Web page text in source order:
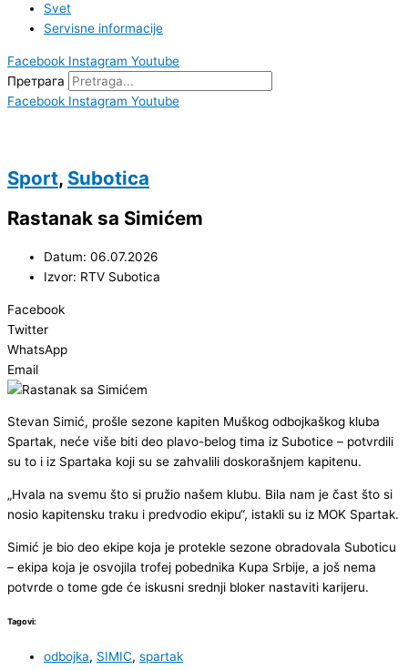
Svet
Servisne informacije
Facebook Instagram Youtube
Претрага
Facebook Instagram Youtube
Sport, Subotica
Rastanak sa Simićem
Datum: 06.07.2026
Izvor: RTV Subotica
Facebook
Twitter
WhatsApp
Email
Stevan Simić, prošle sezone kapiten Muškog odbojkaškog kluba
Spartak, neće više biti deo plavo-belog tima iz Subotice – potvrdili
su to i iz Spartaka koji su se zahvalili doskorašnjem kapitenu.
„Hvala na svemu što si pružio našem klubu. Bila nam je čast što si
nosio kapitensku traku i predvodio ekipu“, istakli su iz MOK Spartak.
Simić je bio deo ekipe koja je protekle sezone obradovala Suboticu
– ekipa koja je osvojila trofej pobednika Kupa Srbije, a još nema
potvrde o tome gde će iskusni srednji bloker nastaviti karijeru.
Tagovi:
odbojka, SIMIC, spartak